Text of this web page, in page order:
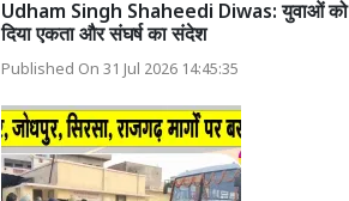
Udham Singh Shaheedi Diwas: युवाओं को
दिया एकता और संघर्ष का संदेश
Published On 31 Jul 2026 14:45:35